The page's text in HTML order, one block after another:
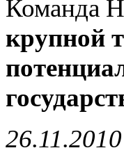
Команда
крупной
26.11.2010